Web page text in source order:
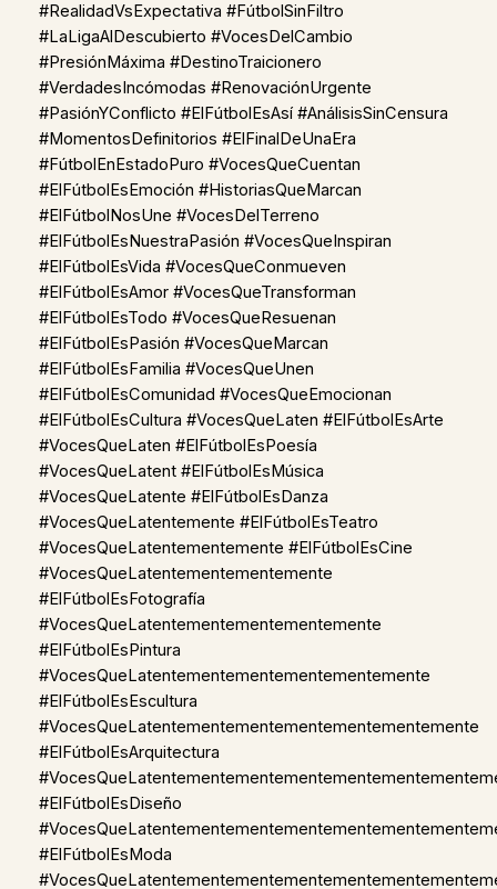
#RealidadVsExpectativa #FútbolSinFiltro
#LaLigaAlDescubierto #VocesDelCambio
#PresiónMáxima #DestinoTraicionero
#VerdadesIncómodas #RenovaciónUrgente
#PasiónYConflicto #ElFútbolEsAsí #AnálisisSinCensura
#MomentosDefinitorios #ElFinalDeUnaEra
#FútbolEnEstadoPuro #VocesQueCuentan
#ElFútbolEsEmoción #HistoriasQueMarcan
#ElFútbolNosUne #VocesDelTerreno
#ElFútbolEsNuestraPasión #VocesQueInspiran
#ElFútbolEsVida #VocesQueConmueven
#ElFútbolEsAmor #VocesQueTransforman
#ElFútbolEsTodo #VocesQueResuenan
#ElFútbolEsPasión #VocesQueMarcan
#ElFútbolEsFamilia #VocesQueUnen
#ElFútbolEsComunidad #VocesQueEmocionan
#ElFútbolEsCultura #VocesQueLaten #ElFútbolEsArte
#VocesQueLaten #ElFútbolEsPoesía
#VocesQueLatent #ElFútbolEsMúsica
#VocesQueLatente #ElFútbolEsDanza
#VocesQueLatentemente #ElFútbolEsTeatro
#VocesQueLatentementemente #ElFútbolEsCine
#VocesQueLatentementementemente
#ElFútbolEsFotografía
#VocesQueLatentementementementemente
#ElFútbolEsPintura
#VocesQueLatentementementementementemente
#ElFútbolEsEscultura
#VocesQueLatentementementementementementemente
#ElFútbolEsArquitectura
#ElFútbolEsDiseño
#ElFútbolEsModa